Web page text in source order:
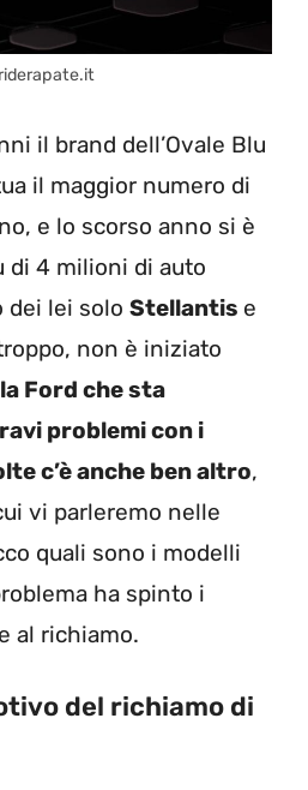
il brand dell’Ovale Blu
il maggior numero di
e lo scorso anno si è
di 4 milioni di auto
dei lei solo Stellantis e
non è iniziato
Ford che sta
problemi con i
c’è anche ben altro,
vi parleremo nelle
quali sono i modelli
ha spinto i
al richiamo.
del richiamo di